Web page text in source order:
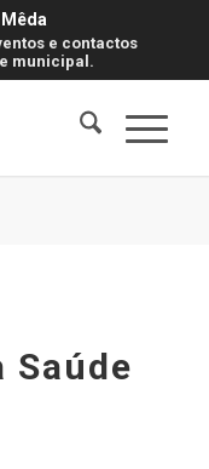
e contactos
municipal.
Saúde